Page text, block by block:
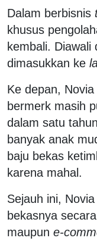
Dalam berbisnis
khusus
kembali.
dimasukkan ke
Ke depan, Novia
bermerk masih
dalam satu
banyak anak
baju bekas
karena mahal.
Sejauh ini,
bekasnya secara
maupun e-